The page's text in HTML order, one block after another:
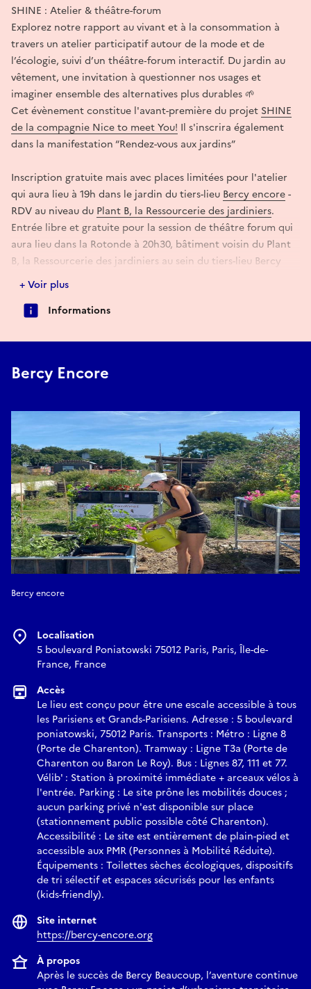
SHINE : Atelier & théâtre-forum
Explorez notre rapport au vivant et à la consommation à
travers un atelier participatif autour de la mode et de
l’écologie, suivi d’un théâtre‑forum interactif. Du jardin au
vêtement, une invitation à questionner nos usages et
imaginer ensemble des alternatives plus durables 🌱
Cet évènement constitue l'avant-première du projet SHINE
de la compagnie Nice to meet You! Il s'inscrira également
dans la manifestation “Rendez-vous aux jardins”
Inscription gratuite mais avec places limitées pour l'atelier
qui aura lieu à 19h dans le jardin du tiers-lieu Bercy encore-
RDV au niveau du Plant B, la Ressourcerie des jardiniers.
Entrée libre et gratuite pour la session de théâtre forum qui
aura lieu dans la Rotonde à 20h30, bâtiment voisin du Plant
B, la Ressourcerie des jardiniers au sein du tiers-lieu Bercy
encore !
Profitez-en pour nous apporter tout le matériel de jardin
gants ….! Ils trouveront ici une nouvelle vie ! MERCI
Réserver
+ Voir plus
Informations
Bercy Encore
Bercy encore
Localisation
5 boulevard Poniatowski 75012 Paris, Paris, Île-de-
France, France
Accès
Le lieu est conçu pour être une escale accessible à tous
les Parisiens et Grands-Parisiens. Adresse : 5 boulevard
poniatowski, 75012 Paris. Transports : Métro : Ligne 8
(Porte de Charenton). Tramway : Ligne T3a (Porte de
Charenton ou Baron Le Roy). Bus : Lignes 87, 111 et 77.
Vélib' : Station à proximité immédiate + arceaux vélos à
l'entrée. Parking : Le site prône les mobilités douces ;
aucun parking privé n'est disponible sur place
(stationnement public possible côté Charenton).
Accessibilité : Le site est entièrement de plain-pied et
accessible aux PMR (Personnes à Mobilité Réduite).
Équipements : Toilettes sèches écologiques, dispositifs
de tri sélectif et espaces sécurisés pour les enfants
(kids-friendly).
Site internet
https://bercy-encore.org
À propos
Après le succès de Bercy Beaucoup, l’aventure continue